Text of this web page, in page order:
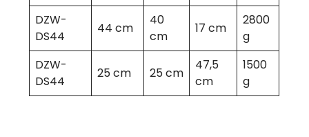
DZW-
DS44
44 cm
40
cm
17 cm
2800
g
DZW-
DS44
25 cm 25 cm
47,5
cm
1500
g